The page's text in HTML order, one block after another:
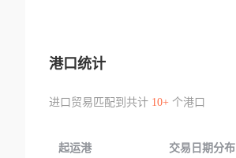
港口统计
进口贸易匹配到共计 10+个港口
起运港 交易日期分布